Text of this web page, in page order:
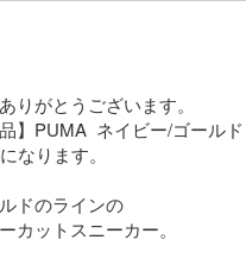
りがとうございます。
】PUMA  ネイビー/ゴール
なります。
ドのラインの
カットスニーカー。